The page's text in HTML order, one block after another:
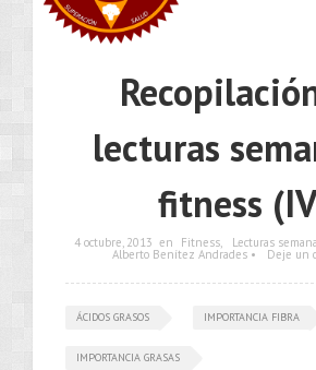
lecturas
fitness
4 octubre, 2013 en Fitness, Lecturas
Alberto Benítez Andrades • Deje un
ÁCIDOS GRASOS IMPORTANCIA FIBRA
IMPORTANCIA GRASAS